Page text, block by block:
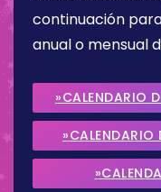
continuación
anual o mensual
»CALENDARIO
»CALENDARIO